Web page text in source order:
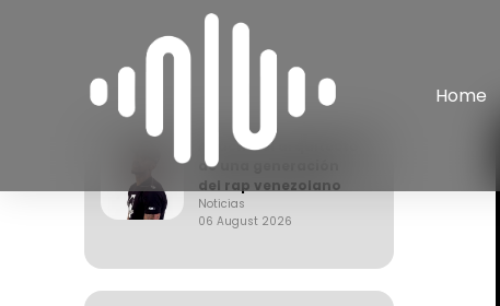
Home
Apache, el arquitecto
de una generación
del rap venezolano
Noticias
06 August 2026